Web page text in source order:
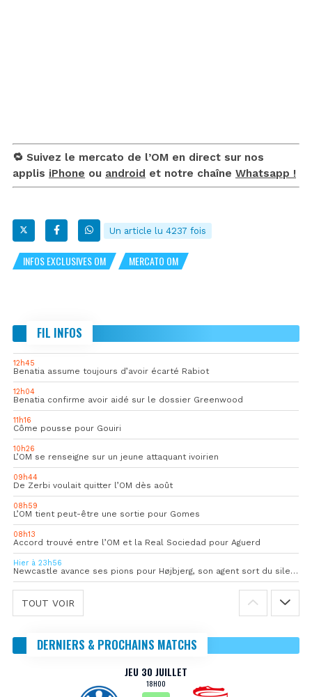
🔁 Suivez le mercato de l’OM en direct sur nos
applis iPhone ou android et notre chaîne Whatsapp !
Un article lu 4237 fois
INFOS EXCLUSIVES OM MERCATO OM
FIL INFOS
12h45
Benatia assume toujours d’avoir écarté Rabiot
12h04
Benatia confirme avoir aidé sur le dossier Greenwood
11h16
Côme pousse pour Gouiri
10h26
L’OM se renseigne sur un jeune attaquant ivoirien
09h44
De Zerbi voulait quitter l’OM dès août
08h59
L’OM tient peut-être une sortie pour Gomes
08h13
Accord trouvé entre l’OM et la Real Sociedad pour Aguerd
Hier à 23h56
Newcastle avance ses pions pour Højbjerg, son agent sort du silence
TOUT VOIR
DERNIERS & PROCHAINS MATCHS
JEU 30 JUILLET
18H00